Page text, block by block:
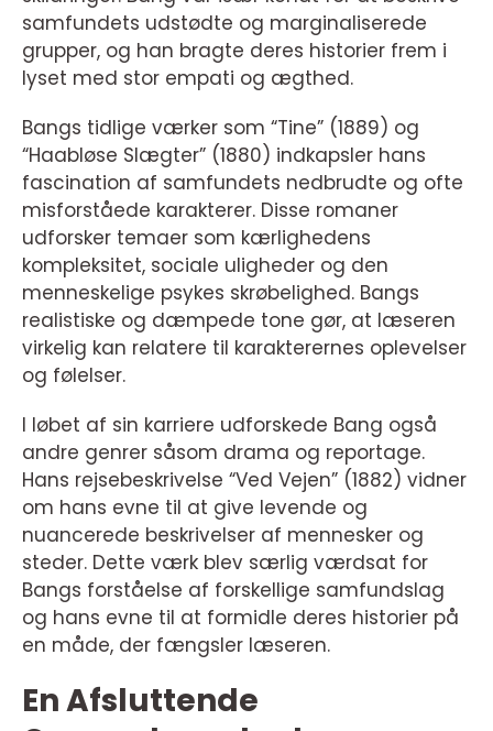
samfundets udstødte og marginaliserede
grupper, og han bragte deres historier frem i
lyset med stor empati og ægthed.
Bangs tidlige værker som “Tine” (1889) og
“Haabløse Slægter” (1880) indkapsler hans
fascination af samfundets nedbrudte og ofte
misforståede karakterer. Disse romaner
udforsker temaer som kærlighedens
kompleksitet, sociale uligheder og den
menneskelige psykes skrøbelighed. Bangs
realistiske og dæmpede tone gør, at læseren
virkelig kan relatere til karakterernes oplevelser
og følelser.
I løbet af sin karriere udforskede Bang også
andre genrer såsom drama og reportage.
Hans rejsebeskrivelse “Ved Vejen” (1882) vidner
om hans evne til at give levende og
nuancerede beskrivelser af mennesker og
steder. Dette værk blev særlig værdsat for
Bangs forståelse af forskellige samfundslag
og hans evne til at formidle deres historier på
en måde, der fængsler læseren.
En Afsluttende